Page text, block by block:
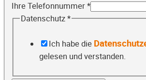
Ihre Telefonnummer*
Datenschutz*
Ich habe die
gelesen und verstanden.